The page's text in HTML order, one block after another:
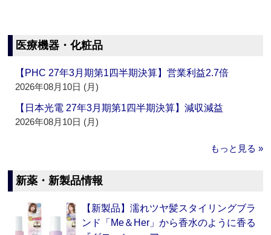
医療機器・化粧品
【PHC 27年3月期第1四半期決算】営業利益2.7倍
2026年08月10日 (月)
【日本光電 27年3月期第1四半期決算】減収減益
2026年08月10日 (月)
もっと見る »
新薬・新製品情報
【新製品】濡れツヤ髪スタイリングブラ
ンド「Me＆Her」から香水のように香る